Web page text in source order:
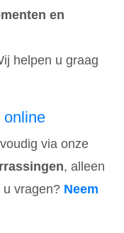
en
helpen u graag
online
via onze
, alleen
u vragen? Neem